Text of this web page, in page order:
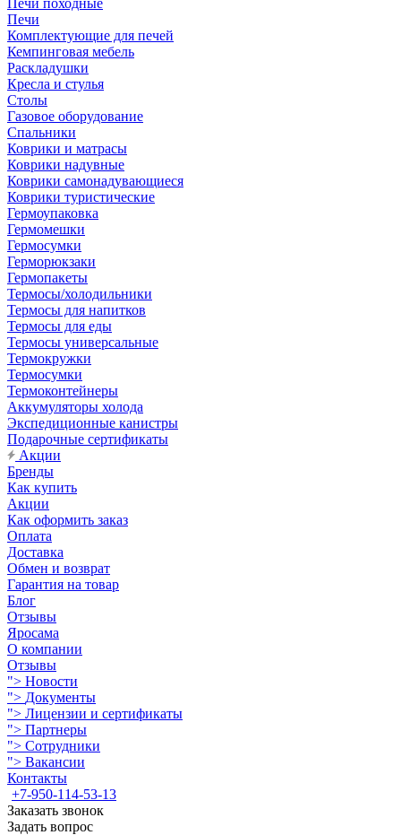
Печи походные
Печи
Комплектующие для печей
Кемпинговая мебель
Раскладушки
Кресла и стулья
Столы
Газовое оборудование
Спальники
Коврики и матрасы
Коврики надувные
Коврики самонадувающиеся
Коврики туристические
Гермоупаковка
Гермомешки
Гермосумки
Герморюкзаки
Гермопакеты
Термосы/холодильники
Термосы для напитков
Термосы для еды
Термосы универсальные
Термокружки
Термосумки
Термоконтейнеры
Аккумуляторы холода
Экспедиционные канистры
Подарочные сертификаты
Акции
Бренды
Как купить
Акции
Как оформить заказ
Оплата
Доставка
Обмен и возврат
Гарантия на товар
Блог
Отзывы
Яросама
О компании
Отзывы
"> Новости
"> Документы
"> Лицензии и сертификаты
"> Партнеры
"> Сотрудники
"> Вакансии
Контакты
+7-950-114-53-13
Заказать звонок
Задать вопрос